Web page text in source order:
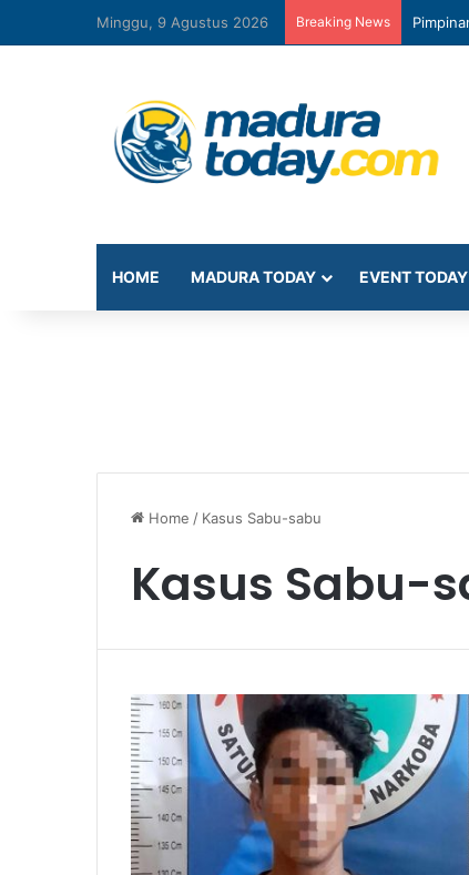
Minggu, 9 Agustus 2026 Breaking News
HOME MADURA TODAY EVENT TODAY
Home / Kasus Sabu-sabu
Kasus Sabu-